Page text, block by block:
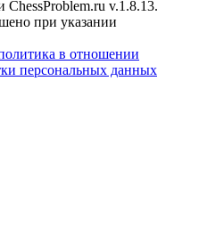
v.1.8.13.
при указании
в отношении
персональных данных